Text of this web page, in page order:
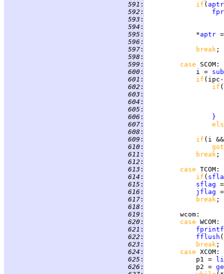
591 : if ( aptr
592 :
593 :
594 :
595 :
             *
aptr
596 :
597 : break
598 :
599 : case SCOM
600 :
             i =
601 :
if
602 : if
603 :
604 :
605 :
606 :
}
607 :
608 :
609 :
if
610 :
611 : break
612 :
613 : case TCOM
614 : if (
615 : sflag
616 : jflag
617 : break
618 :
619 : wcom
620 : case WCOM
621 :
fprintf
622 :
fflush
623 : break
624 : case XCOM
625 :
             p1 =
626 :
             p2 =